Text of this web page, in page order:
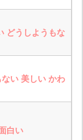
どうしようもな
ない 美しい かわ
白い